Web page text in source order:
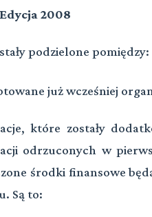
2008
podzielone pomiędzy:
już wcześniej
które zostały
odrzuconych w
środki finansowe
Są to: